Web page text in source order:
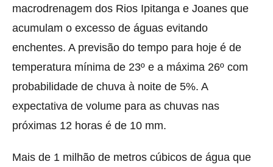
macrodrenagem dos Rios Ipitanga e Joanes que
acumulam o excesso de águas evitando
enchentes. A previsão do tempo para hoje é de
temperatura mínima de 23º e a máxima 26º com
probabilidade de chuva à noite de 5%. A
expectativa de volume para as chuvas nas
próximas 12 horas é de 10 mm.
Mais de 1 milhão de metros cúbicos de água que